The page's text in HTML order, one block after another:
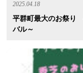
2025.04.18
平群町最大のお祭り
バル～